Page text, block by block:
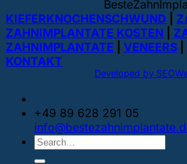
KIEFERKNOCHENSCHWUND
ZAHNIMPLANTATE KOSTEN
ZAHNIMPLANTATE
VENEERS
KONTAKT
Developed by
+49 89 628 291 05